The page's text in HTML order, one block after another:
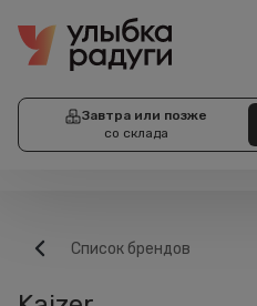
Завтра или позже
со склада
Список брендов